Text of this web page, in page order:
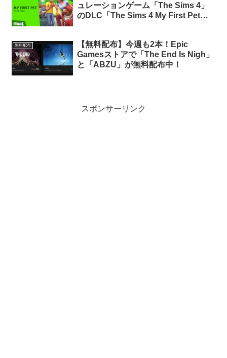
ュレーションゲーム「The Sims 4」
のDLC「The Sims 4 My First Pet
無料配布
【無料配布】今週も2本！Epic
Gamesストアで「The End Is Nigh」
と「ABZU」が無料配布中！
スポンサーリンク